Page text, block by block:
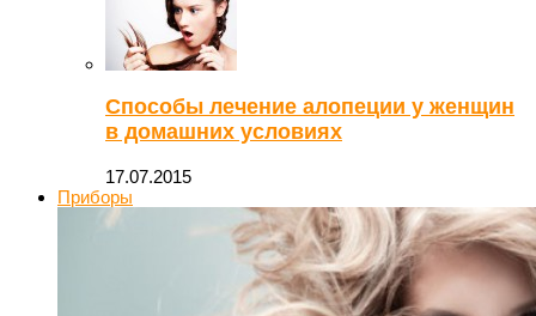
Способы лечение алопеции у женщин
в домашних условиях
17.07.2015
Приборы